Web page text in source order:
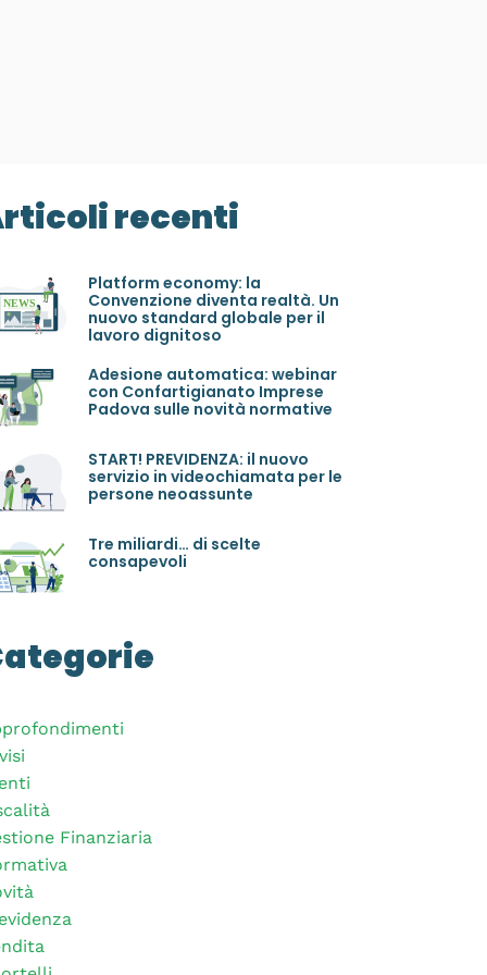
recenti
Platform economy: la
Convenzione diventa realtà. Un
nuovo standard globale per il
lavoro dignitoso
Adesione automatica: webinar
con Confartigianato Imprese
Padova sulle novità normative
START! PREVIDENZA: il nuovo
servizio in videochiamata per le
persone neoassunte
Tre miliardi… di scelte
consapevoli
Finanziaria